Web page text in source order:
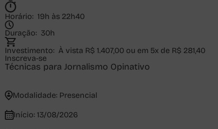
Horário: 19h às 22h40
Duração: 30h
Investimento: À vista R$ 1.407,00 ou em 5x de R$ 281,40
Inscreva-se
Técnicas para Jornalismo Opinativo
Modalidade: Presencial
Início: 13/08/2026